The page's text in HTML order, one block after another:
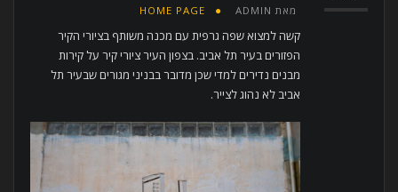
מאת ADMIN
HOME PAGE
קשה למצוא שפה גרפית עם מכנה משותף בציורי הקיר
הפזורים בעיר תל אביב. בצפון העיר ציורי קיר על קירות
מבנים נדירים למדי שכן מדובר בבניני מגורים שבעיר תל
אביב לא נהוג לצייר.